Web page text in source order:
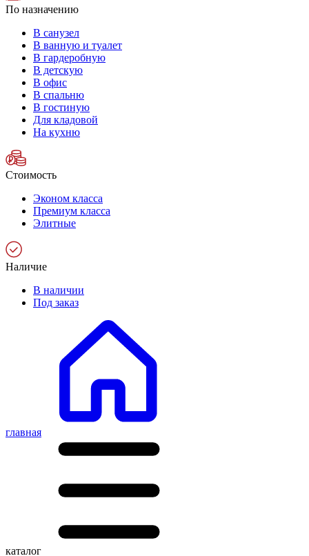
По назначению
В санузел
В ванную и туалет
В гардеробную
В детскую
В офис
В спальню
В гостиную
Для кладовой
На кухню
Стоимость
Эконом класса
Премиум класса
Элитные
Наличие
В наличии
Под заказ
главная
каталог